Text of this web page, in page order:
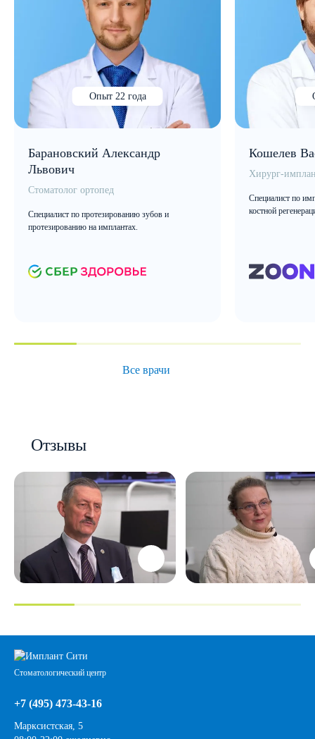
Опыт 22 года
Барановский Александр
Львович
Стоматолог ортопед
Специалист по протезированию зубов и
протезированию на имплантах.
Кошелев
Хирург-
Специалист по
костной
Все врачи
Отзывы
Стоматологический центр
+7 (495) 473-43-16
Марксистская, 5